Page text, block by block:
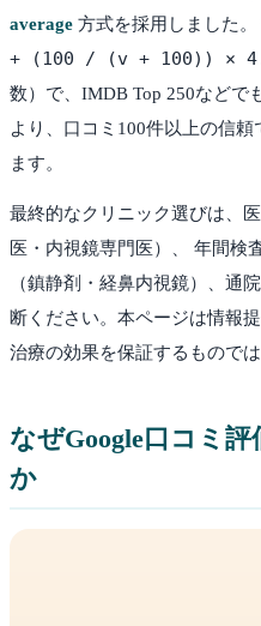
average 方式を採用しました。
+ (100 / (v + 100)) ×
数）で、IMDB Top 250などで
より、口コミ100件以上の信
ます。
最終的なクリニック選びは、
医・内視鏡専門医）、 年間検
（鎮静剤・経鼻内視鏡）、通
断ください。本ページは情報
治療の効果を保証するものでは
なぜGoogle口コミ
か